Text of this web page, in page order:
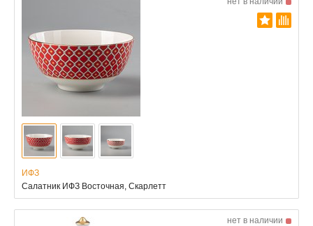
ИФЗ
Салатник ИФЗ Восточная, Скарлетт
нет в наличии